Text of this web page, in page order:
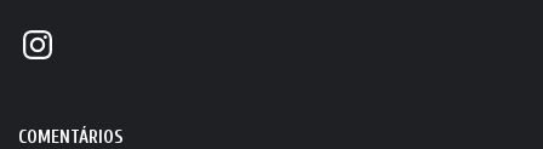
Instagram
COMENTÁRIOS